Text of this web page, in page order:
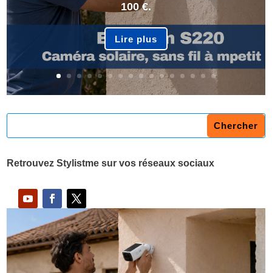
100 €.
Lire plus
Retrouvez Stylistme sur vos réseaux sociaux